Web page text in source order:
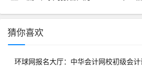
猜你喜欢